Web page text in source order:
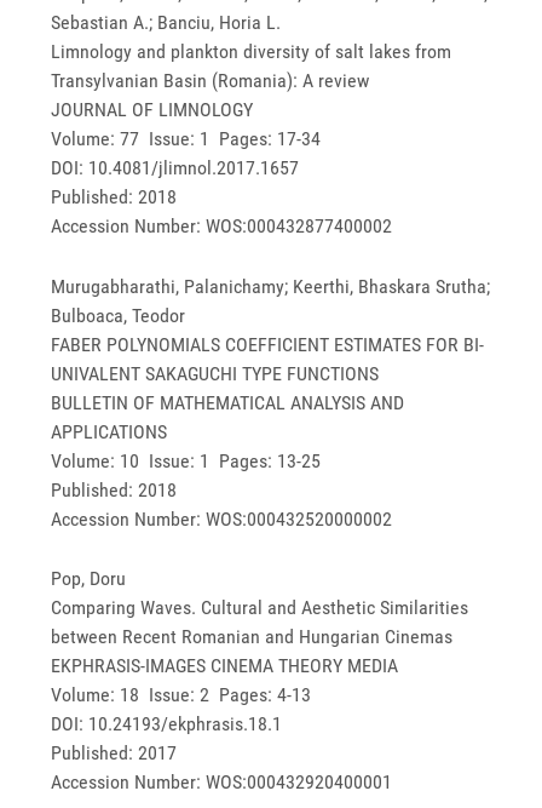
Sebastian A.; Banciu, Horia L.
Limnology and plankton diversity of salt lakes from
Transylvanian Basin (Romania): A review
JOURNAL OF LIMNOLOGY
Volume: 77 Issue: 1 Pages: 17-34
DOI: 10.4081/jlimnol.2017.1657
Published: 2018
Accession Number: WOS:000432877400002
Murugabharathi, Palanichamy; Keerthi, Bhaskara Srutha;
Bulboaca, Teodor
FABER POLYNOMIALS COEFFICIENT ESTIMATES FOR BI-
UNIVALENT SAKAGUCHI TYPE FUNCTIONS
BULLETIN OF MATHEMATICAL ANALYSIS AND
APPLICATIONS
Volume: 10 Issue: 1 Pages: 13-25
Published: 2018
Accession Number: WOS:000432520000002
Pop, Doru
Comparing Waves. Cultural and Aesthetic Similarities
between Recent Romanian and Hungarian Cinemas
EKPHRASIS-IMAGES CINEMA THEORY MEDIA
Volume: 18 Issue: 2 Pages: 4-13
DOI: 10.24193/ekphrasis.18.1
Published: 2017
Accession Number: WOS:000432920400001